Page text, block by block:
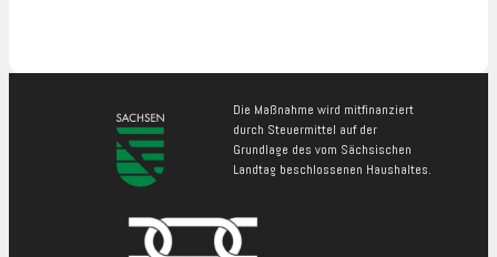
Die Maßnahme wird mitfinanziert
durch Steuermittel auf der
Grundlage des vom Sächsischen
Landtag beschlossenen Haushaltes.